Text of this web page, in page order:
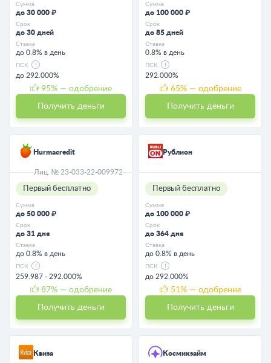
Сумма
до 30 000 ₽
Срок
до 30 дней
Ставка
до 0.8% в день
ПСК
до 292.000%
95% — одобрение
Получить деньги
Сумма
до 100 000 ₽
Срок
до 85 дней
Ставка
0.8% в день
ПСК
292.000%
65% — одобрение
Получить деньги
Hurmacredit
Лиц. № 23-033-22-009972
Первый бесплатно
Сумма
до 50 000 ₽
Срок
до 31 дня
Ставка
до 0.8% в день
ПСК
259.987 - 292.000%
87% — одобрение
Получить деньги
Рублион
Первый бесплатно
Сумма
до 100 000 ₽
Срок
до 364 дня
Ставка
до 0.8% в день
ПСК
до 292.000%
51 % — одобрение
Получить деньги
Квиза Космикзайм